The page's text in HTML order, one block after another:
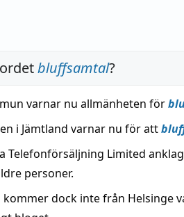
bluffsamtal?
varnar nu allmänheten för
i Jämtland varnar nu för att
Telefonförsäljning Limited
personer.
kommer dock inte från Helsinge